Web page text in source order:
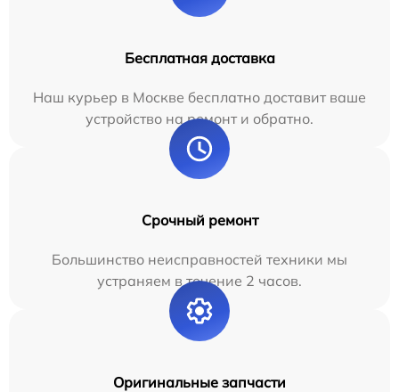
Бесплатная доставка
Наш курьер в Москве бесплатно доставит ваше
устройство на ремонт и обратно.
Срочный ремонт
Большинство неисправностей техники мы
устраняем в течение 2 часов.
Оригинальные запчасти